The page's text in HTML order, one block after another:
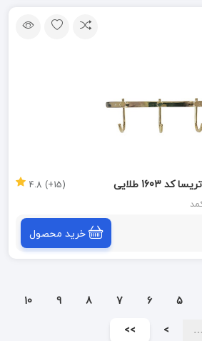
(15+) 4.8
خرید محصول
5
6
7
8
9
10
…
>
>>